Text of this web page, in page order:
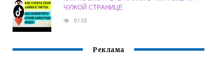
ЧУЖОЙ СТРАНИЦЕ
9138
Реклама